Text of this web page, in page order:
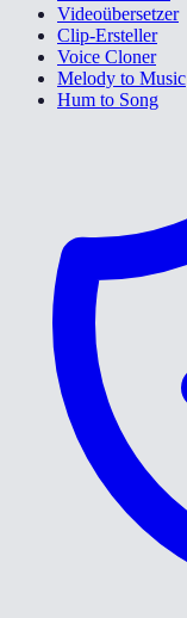
Videoübersetzer
Clip-Ersteller
Voice Cloner
Melody to Music
Hum to Song